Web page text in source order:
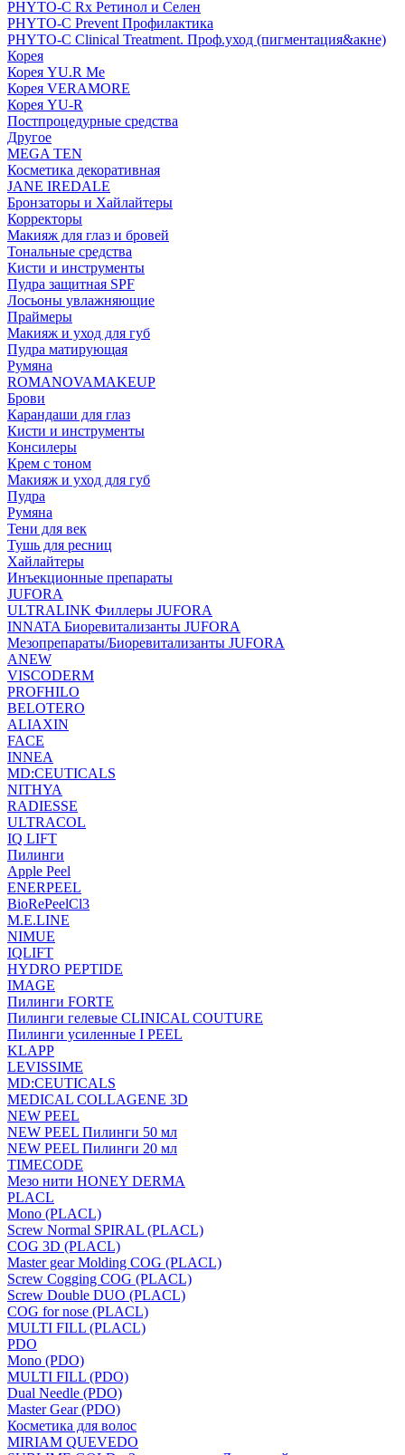
PHYTO-C Rx Ретинол и Селен
PHYTO-C Prevent Профилактика
PHYTO-C Clinical Treatment. Проф.уход (пигментация&акне)
Корея
Корея YU.R Me
Корея VERAMORE
Корея YU-R
Постпроцедурные средства
Другое
MEGA TEN
Косметика декоративная
JANE IREDALE
Бронзаторы и Хайлайтеры
Корректоры
Макияж для глаз и бровей
Тональные средства
Кисти и инструменты
Пудра защитная SPF
Лосьоны увлажняющие
Праймеры
Макияж и уход для губ
Пудра матирующая
Румяна
ROMANOVAMAKEUP
Брови
Карандаши для глаз
Кисти и инструменты
Консилеры
Крем с тоном
Макияж и уход для губ
Пудра
Румяна
Тени для век
Тушь для ресниц
Хайлайтеры
Инъекционные препараты
JUFORA
ULTRALINK Филлеры JUFORA
INNATA Биоревитализанты JUFORA
Мезопрепараты/Биоревитализанты JUFORA
ANEW
VISCODERM
PROFHILO
BELOTERO
ALIAXIN
FACE
INNEA
MD:CEUTICALS
NITHYA
RADIESSE
ULTRACOL
IQ LIFT
Пилинги
Apple Peel
ENERPEEL
BioRePeelCl3
M.E.LINE
NIMUE
IQLIFT
HYDRO PEPTIDE
IMAGE
Пилинги FORTE
Пилинги гелевые CLINICAL COUTURE
Пилинги усиленные I PEEL
KLAPP
LEVISSIME
MD:CEUTICALS
MEDICAL COLLAGENE 3D
NEW PEEL
NEW PEEL Пилинги 50 мл
NEW PEEL Пилинги 20 мл
TIMECODE
Мезо нити HONEY DERMA
PLACL
Mono (PLACL)
Screw Normal SPIRAL (PLACL)
COG 3D (PLACL)
Master gear Molding COG (PLACL)
Screw Cogging COG (PLACL)
Screw Double DUO (PLACL)
COG for nose (PLACL)
MULTI FILL (PLACL)
PDO
Mono (PDO)
MULTI FILL (PDO)
Dual Needle (PDO)
Master Gear (PDO)
Косметика для волос
MIRIAM QUEVEDO